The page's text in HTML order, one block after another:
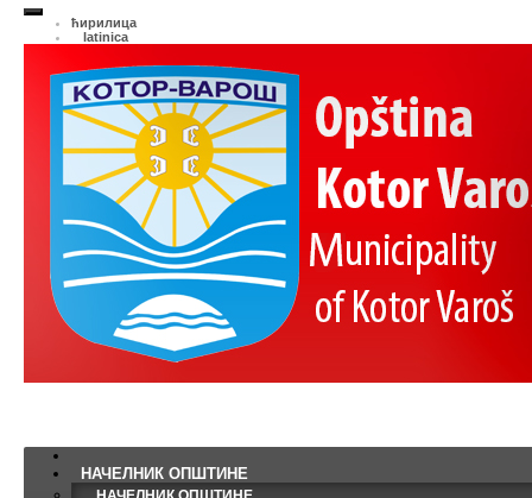
ћирилица
latinica
НАЧЕЛНИК ОПШТИНЕ